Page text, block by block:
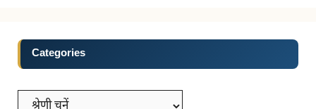
Categories
Categories